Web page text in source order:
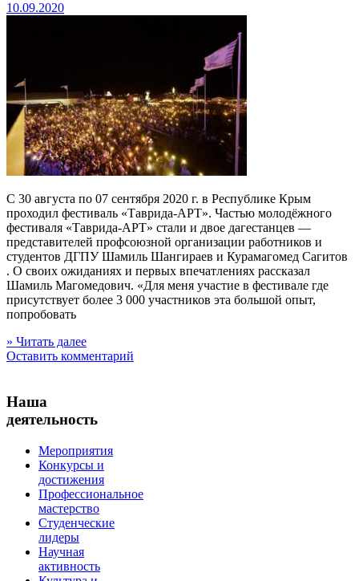
10.09.2020
С 30 августа по 07 сентября 2020 г. в Республике Крым
проходил фестиваль «Таврида-АРТ». Частью молодёжного
фестиваля «Таврида-АРТ» стали и двое дагестанцев —
представителей профсоюзной организации работников и
студентов ДГПУ Шамиль Шангираев и Курамагомед Сагитов
. О своих ожиданиях и первых впечатлениях рассказал
Шамиль Магомедович. «Для меня участие в фестивале где
присутствует более 3 000 участников эта большой опыт,
попробовать
» Читать далее
Оставить комментарий
Наша
деятельность
Мероприятия
Конкурсы и
достижения
Профессиональное
мастерство
Студенческие
лидеры
Научная
активность